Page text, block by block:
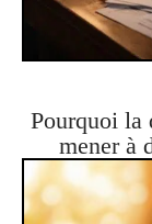
Pourquoi la
mener à